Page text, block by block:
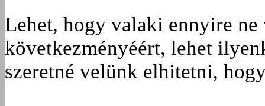
Lehet, hogy valaki ennyire
következményéért, lehet
szeretné velünk elhitetni,